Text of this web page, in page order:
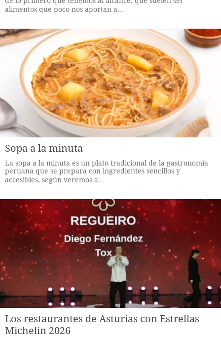
alimentos que poco nos aportan a…
Sopa a la minuta
La sopa a la minuta es un plato tradicional de la gastronomía
peruana que se prepara con ingredientes sencillos y
accesibles, según veremos a…
Los restaurantes de Asturias con Estrellas
Michelin 2026